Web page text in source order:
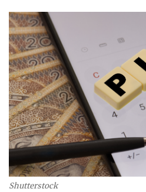
Shutterstock